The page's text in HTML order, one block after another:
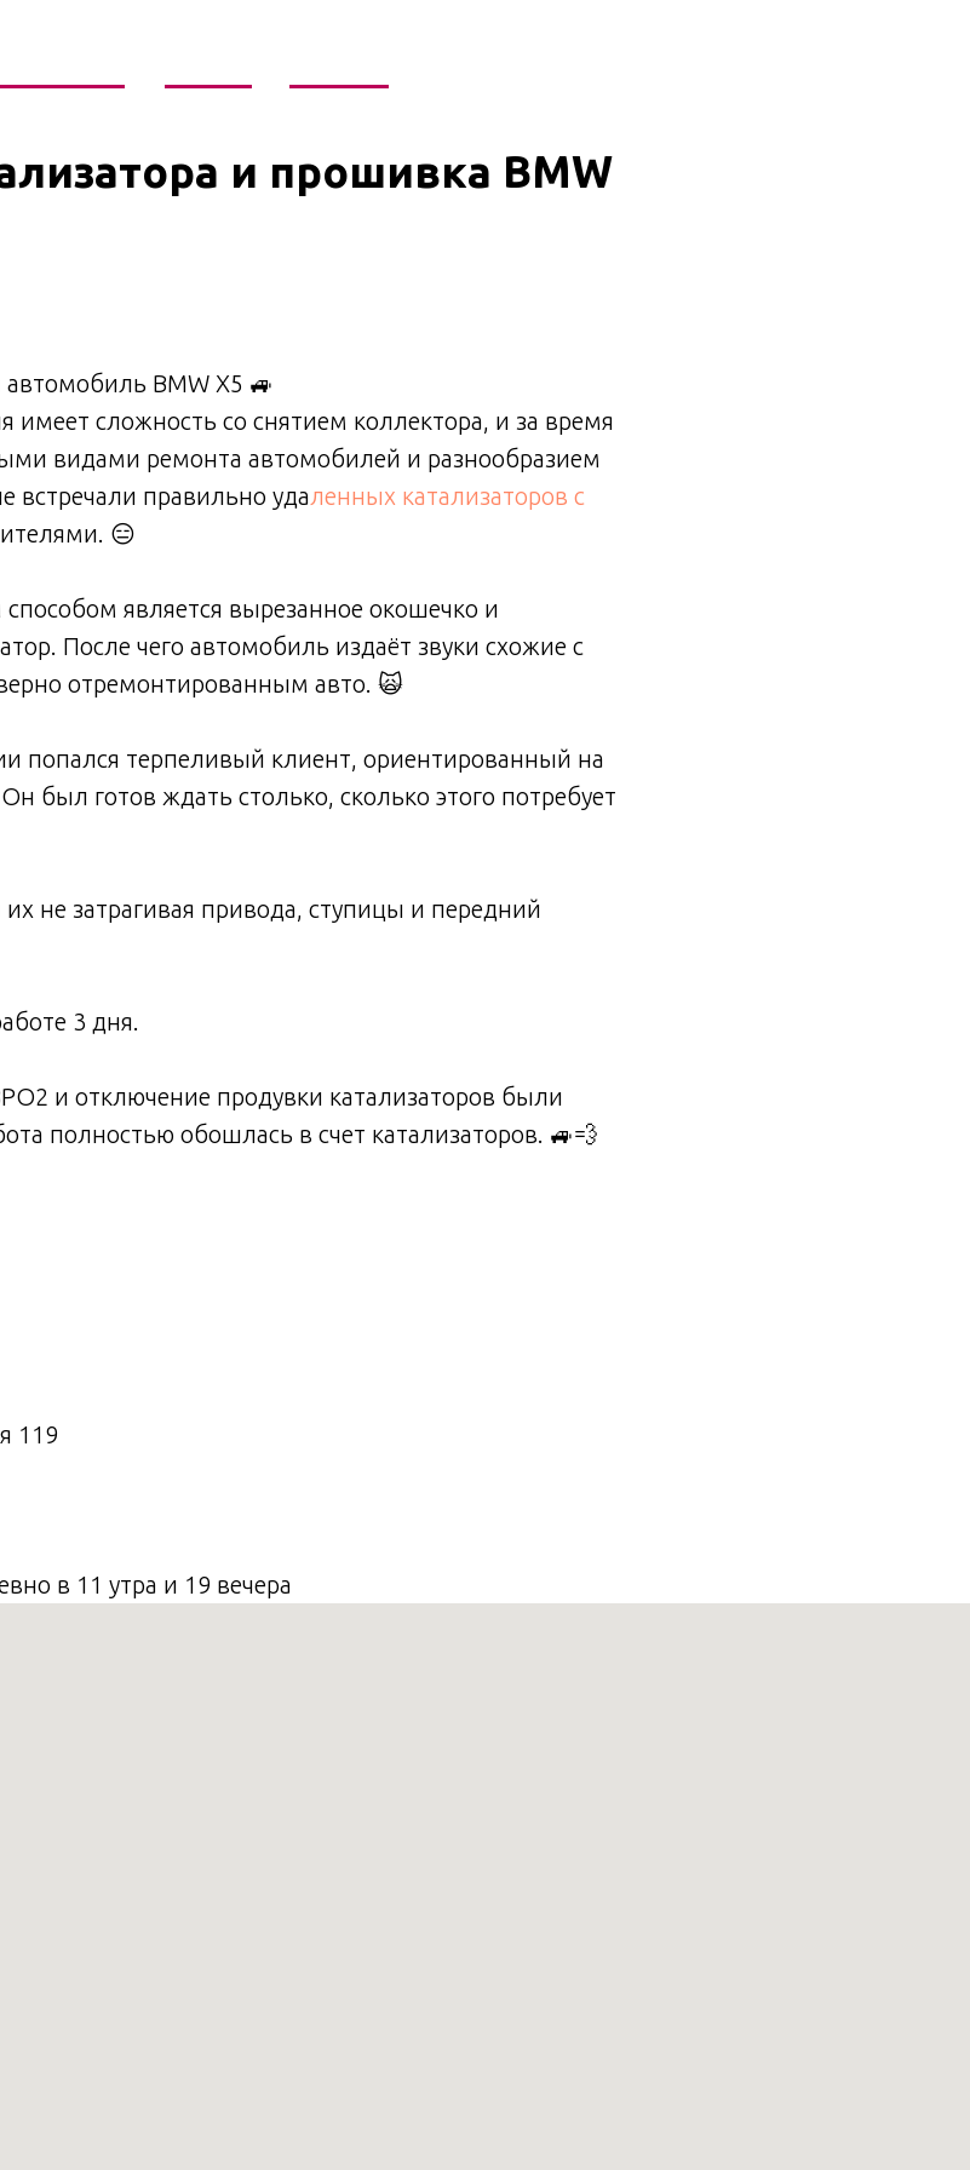
и прошивка BMW
BMW X5 🚙
сложность со снятием коллектора, и за время
видами ремонта автомобилей и разнообразием
встречали правильно удаленных катализаторов с
😑
является вырезанное окошечко и
После чего автомобиль издаёт звуки схожие с
отремонтированным авто. 🙀
попался терпеливый клиент, ориентированный на
был готов ждать столько, сколько этого потребует
не затрагивая привода, ступицы и передний
3 дня.
и отключение продувки катализаторов были
полностью обошлась в счет катализаторов. 🚙💨
119
в 11 утра и 19 вечера